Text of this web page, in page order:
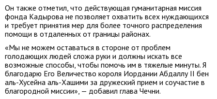
Он также отметил, что действующая гуманитарная миссия
фонда Кадырова не позволяет охватить всех нуждающихся
и требует принятия мер для более точного распределения
помощи в отдаленных от границы районах.
«Мы не можем оставаться в стороне от проблем
голодающих людей сложа руки и должны искать все
возможные способы, чтобы помочь им в тяжелые минуты. Я
благодарю Его Величество короля Иордании Абдаллу II бен
аль-Хусейна аль-Хашими за дружеский прием и соучастие в
благородной миссии», — добавил глава Чечни.